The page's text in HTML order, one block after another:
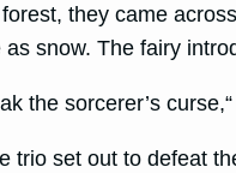
they came
snow. The fairy
the sorcerer’s
trio set out to defeat